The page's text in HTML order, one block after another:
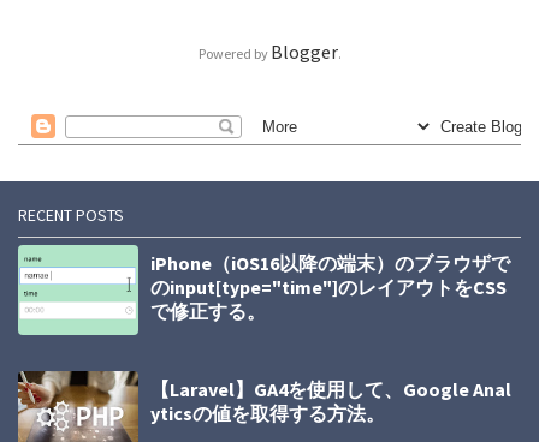
Powered by Blogger.
RECENT POSTS
iPhone（iOS16以降の端末）のブラウザで
のinput[type="time"]のレイアウトをCSS
で修正する。
【Laravel】GA4を使用して、Google Anal
yticsの値を取得する方法。